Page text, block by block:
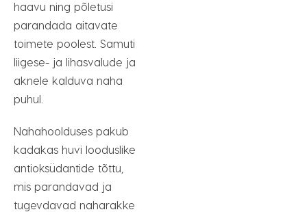
haavu ning põletusi
parandada aitavate
toimete poolest. Samuti
liigese- ja lihasvalude ja
aknele kalduva naha
puhul.
Nahahoolduses pakub
kadakas huvi looduslike
antioksüdantide tõttu,
mis parandavad ja
tugevdavad naharakke